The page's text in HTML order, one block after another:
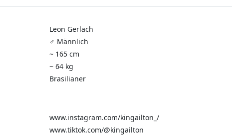
Leon Gerlach
♂️ Männlich
~ 165 cm
~ 64 kg
Brasilianer
www.instagram.com/kingailton_/
www.tiktok.com/@kingailton